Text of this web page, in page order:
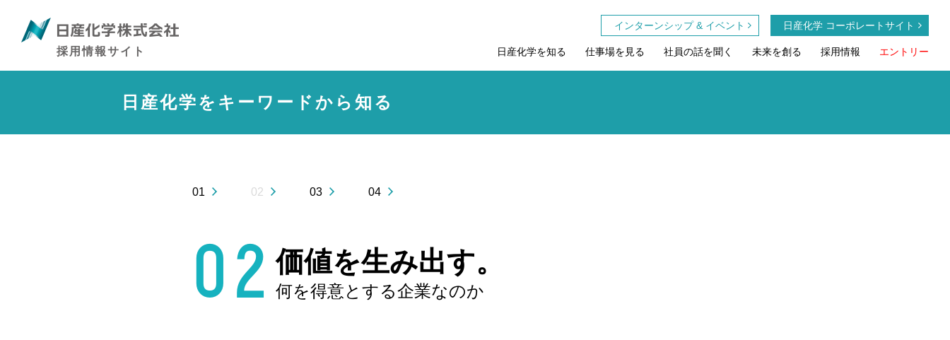
採用情報サイト
インターンシップ & イベント 日産化学 コーポレートサイト
日産化学を知る 仕事場を見る 社員の話を聞く 未来を創る 採用情報 エントリー
日産化学をキーワードから知る
01 02 03 04
価値を生み出す。
何を得意とする企業なのか